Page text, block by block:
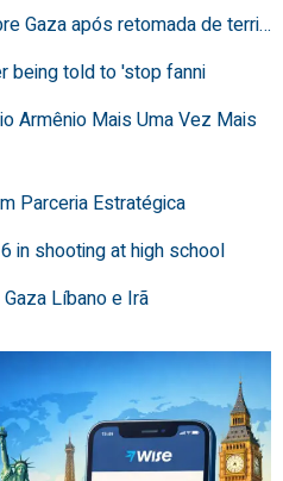
Gaza após retomada de terri…
being told to 'stop fanni
Armênio Mais Uma Vez Mais
Parceria Estratégica
in shooting at high school
Líbano e Irã